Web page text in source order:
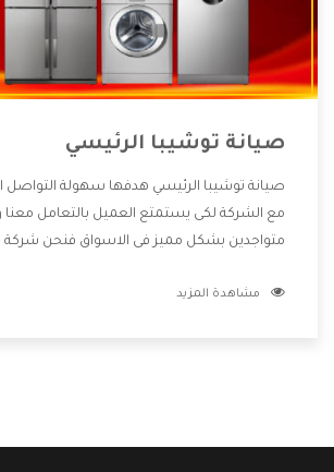
صيانة توشيبا الرئيسي
صيانة توشيبا الرئيسي هدفها سهولة التواصل
مع الشركة لكى يستمتع العميل بالتعامل معنا
متواجدين بشكل مميز فى الاسواق فنحن شركة
الشركة بها والتى تكون منها خدمة الصيانة التى
مشاهدة المزيد